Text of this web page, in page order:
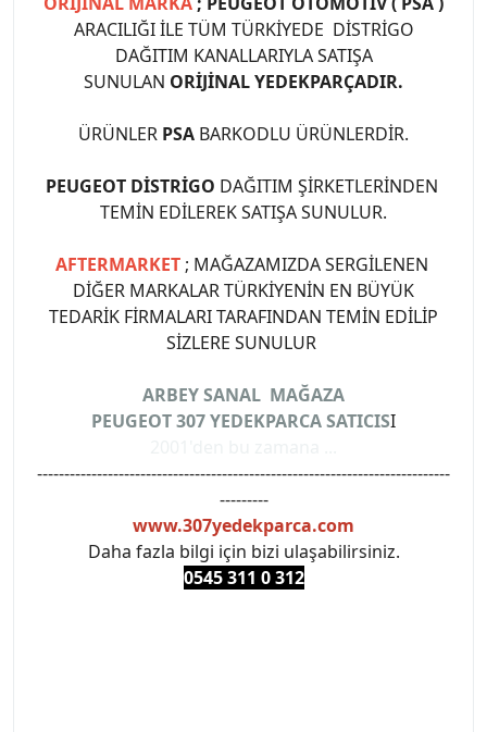
ARACILIĞI İLE TÜM TÜRKİYEDE DİSTRİGO
DAĞITIM KANALLARIYLA SATIŞA
SUNULAN ORİJİNAL YEDEKPARÇADIR.
ÜRÜNLER PSA BARKODLU ÜRÜNLERDİR.
PEUGEOT DİSTRİGO DAĞITIM ŞİRKETLERİNDEN
TEMİN EDİLEREK SATIŞA SUNULUR.
AFTERMARKET ; MAĞAZAMIZDA SERGİLENEN
DİĞER MARKALAR TÜRKİYENİN EN BÜYÜK
TEDARİK FİRMALARI TARAFINDAN TEMİN EDİLİP
SİZLERE SUNULUR
ARBEY SANAL MAĞAZA
PEUGEOT 307 YEDEKPARCA SATICISI
----------------------------------------------------------------------------
---------
www.307yedekparca.com
Daha fazla bilgi için bizi ulaşabilirsiniz.
0545 311 0 312